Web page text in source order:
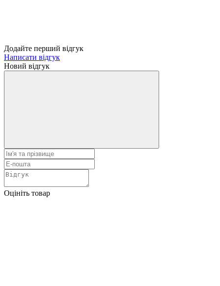
Додайте перший відгук
Написати відгук
Новий відгук
Оцініть товар